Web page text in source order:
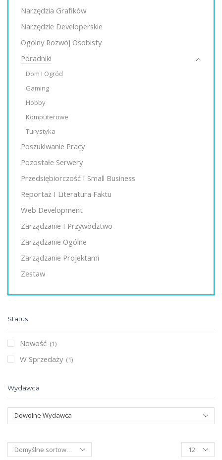
Products
per
Narzędzia Grafików
Narzędzie Developerskie
Ogólny Rozwój Osobisty
Poradniki
Dom I Ogród
Gaming
Hobby
Komputerowe
Turystyka
Poszukiwanie Pracy
Pozostałe Serwery
Przedsiębiorczość I Small Business
Reportaż I Literatura Faktu
Web Development
Zarządzanie I Przywództwo
Zarządzanie Ogólne
Zarządzanie Projektami
Zestaw
Status
Nowość (1)
W Sprzedaży (1)
Wydawca
Dowolne Wydawca